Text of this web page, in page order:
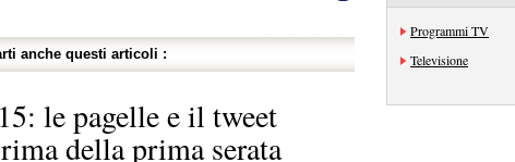
anche questi articoli :
le pagelle e il tweet
della prima serata
Programmi TV
Televisione